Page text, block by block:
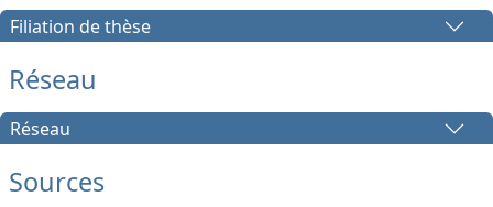
Filiation de thèse
Réseau
Réseau
Sources